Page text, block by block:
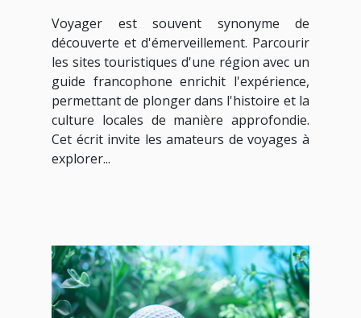
Voyager est souvent synonyme de
découverte et d'émerveillement. Parcourir
les sites touristiques d'une région avec un
guide francophone enrichit l'expérience,
permettant de plonger dans l'histoire et la
culture locales de manière approfondie.
Cet écrit invite les amateurs de voyages à
explorer...